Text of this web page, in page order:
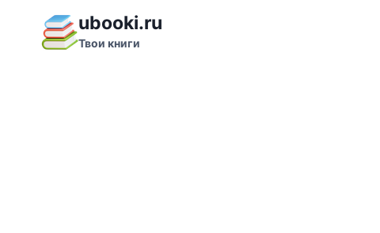
содержимому
ubooki.ru
Твои книги